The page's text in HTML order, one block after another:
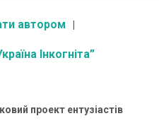
автором
Інкогніта”
проект ентузіастів